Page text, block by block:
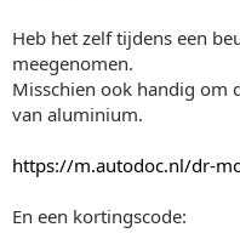
Heb het zelf tijdens een
meegenomen.
Misschien ook handig om
van aluminium.
https://m.autodoc.nl/dr-
En een kortingscode: